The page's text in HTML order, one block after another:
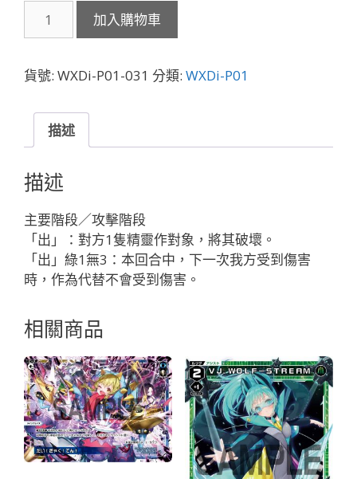
P01-
サ
ガ//
ッ
ト
「綠
色
輔
助
分
身
ン
（山
河）
LV2
」
數
量
加入購物車
貨號: WXDi-P01-031 分類: WXDi-P01
描述
描述
主要階段／攻擊階段
「出」：對方1隻精靈作對象，將其破壞。
「出」綠1無3：本回合中，下一次我方受到傷害
時，作為代替不會受到傷害。
相關商品